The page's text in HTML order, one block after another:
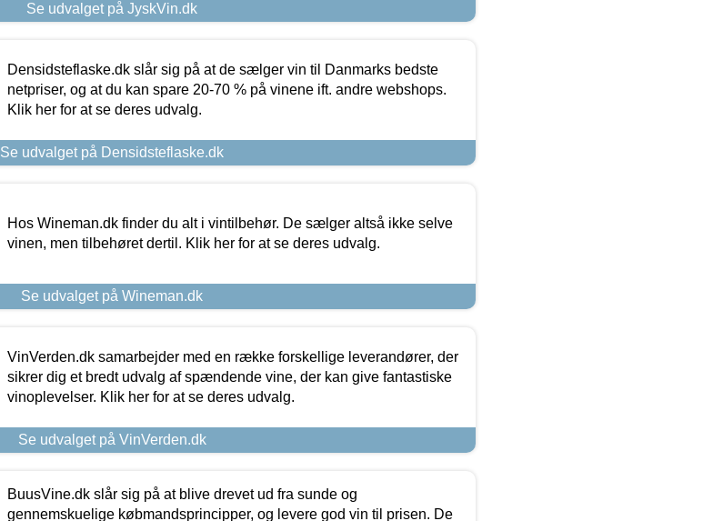
Se udvalget på JyskVin.dk
Densidsteflaske.dk slår sig på at de sælger vin til Danmarks bedste
netpriser, og at du kan spare 20-70 % på vinene ift. andre webshops.
Klik her for at se deres udvalg.
Se udvalget på Densidsteflaske.dk
Hos Wineman.dk finder du alt i vintilbehør. De sælger altså ikke selve
vinen, men tilbehøret dertil. Klik her for at se deres udvalg.
Se udvalget på Wineman.dk
VinVerden.dk samarbejder med en række forskellige leverandører, der
sikrer dig et bredt udvalg af spændende vine, der kan give fantastiske
vinoplevelser. Klik her for at se deres udvalg.
Se udvalget på VinVerden.dk
BuusVine.dk slår sig på at blive drevet ud fra sunde og
gennemskuelige købmandsprincipper, og levere god vin til prisen. De